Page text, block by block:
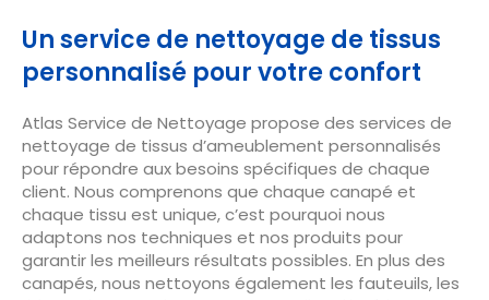
Un service de nettoyage de tissus
personnalisé pour votre confort
Atlas Service de Nettoyage propose des services de
nettoyage de tissus d’ameublement personnalisés
pour répondre aux besoins spécifiques de chaque
client. Nous comprenons que chaque canapé et
chaque tissu est unique, c’est pourquoi nous
adaptons nos techniques et nos produits pour
garantir les meilleurs résultats possibles. En plus des
canapés, nous nettoyons également les fauteuils, les